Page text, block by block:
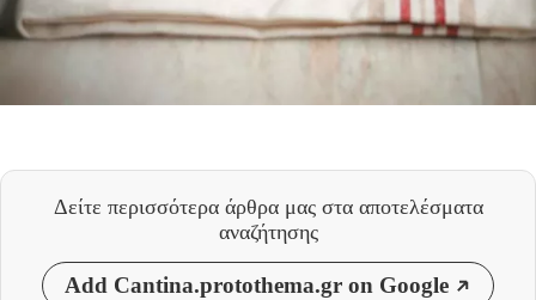
Δείτε περισσότερα άρθρα μας στα αποτελέσματα
αναζήτησης
Add Cantina.protothema.gr on Google